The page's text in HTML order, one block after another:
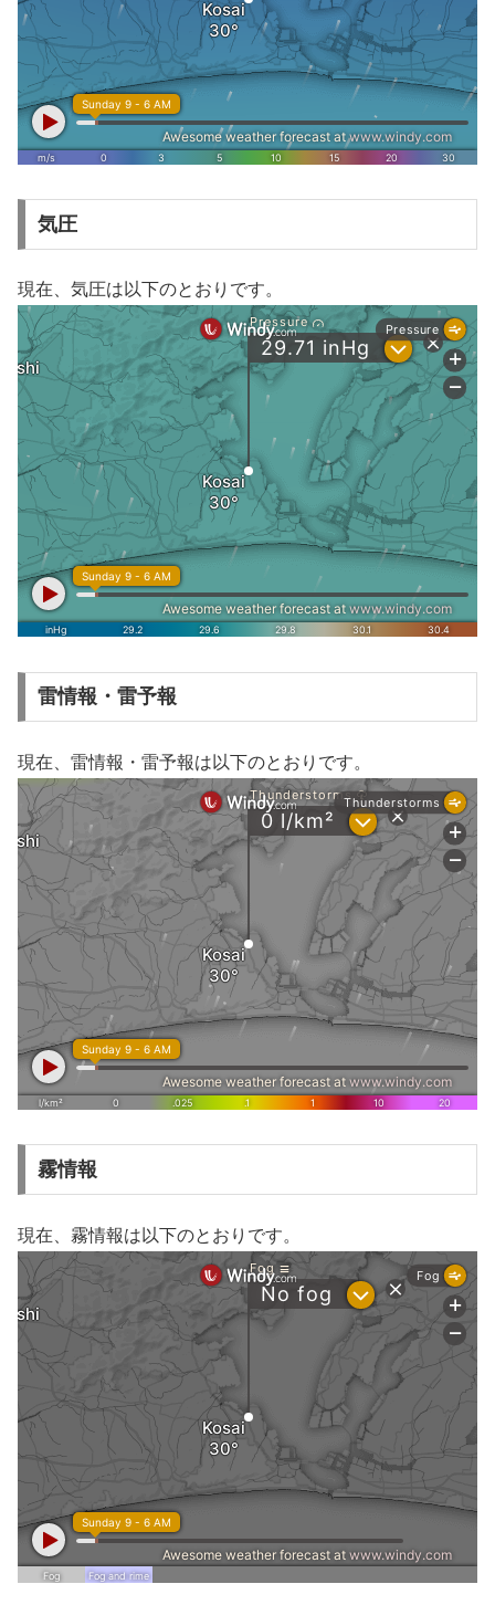
気圧
現在、気圧は以下のとおりです。
雷情報・雷予報
現在、雷情報・雷予報は以下のとおりです。
霧情報
現在、霧情報は以下のとおりです。